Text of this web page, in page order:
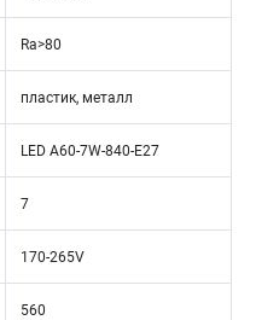
Ra>80
пластик, металл
LED A60-7W-840-E27
7
170-265V
560